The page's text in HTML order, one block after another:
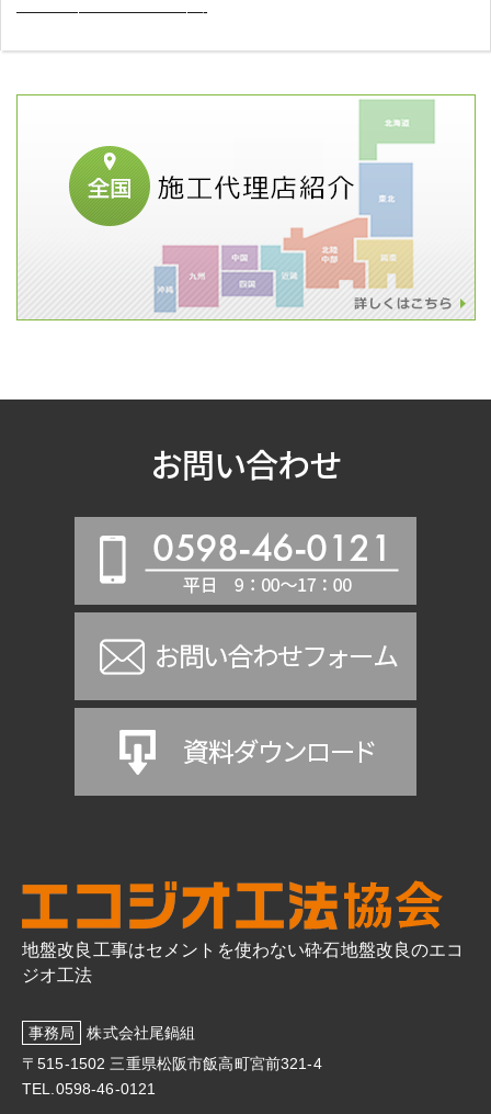
————————————-
お問い合わせ
地盤改良工事はセメントを使わない砕石地盤改良のエコ
ジオ工法
事務局
株式会社尾鍋組
〒515-1502 三重県松阪市飯高町宮前321-4
TEL.0598-46-0121